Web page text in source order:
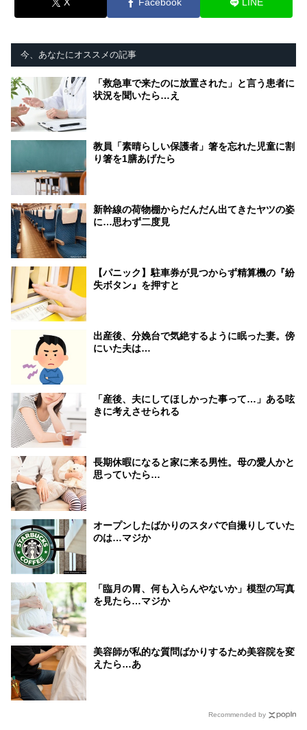
X Facebook LINE
今、あなたにオススメの記事
「救急車で来たのに放置された」と言う患者に
状況を聞いたら…え
教員「素晴らしい保護者」箸を忘れた児童に割
り箸を1膳あげたら
新幹線の荷物棚からだんだん出てきたヤツの姿
に…思わず二度見
【パニック】駐車券が見つからず精算機の『紛
失ボタン』を押すと
出産後、分娩台で気絶するように眠った妻。傍
にいた夫は…
「産後、夫にしてほしかった事って…」ある呟
きに考えさせられる
長期休暇になると家に来る男性。母の愛人かと
思っていたら…
オープンしたばかりのスタバで自撮りしていた
のは…マジか
「臨月の胃、何も入らんやないか」模型の写真
を見たら…マジか
美容師が私的な質問ばかりするため美容院を変
えたら…あ
Recommended by